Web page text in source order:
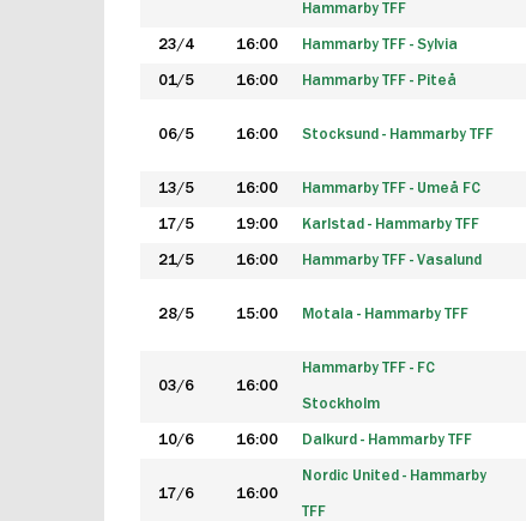
Hammarby TFF
23/4 16:00 Hammarby TFF - Sylvia
01/5 16:00 Hammarby TFF - Piteå
06/5 16:00 Stocksund - Hammarby TFF
13/5 16:00 Hammarby TFF - Umeå FC
17/5 19:00 Karlstad - Hammarby TFF
21/5 16:00 Hammarby TFF - Vasalund
28/5 15:00 Motala - Hammarby TFF
03/6 16:00
Hammarby TFF - FC
Stockholm
10/6 16:00 Dalkurd - Hammarby TFF
17/6 16:00
Nordic United - Hammarby
TFF